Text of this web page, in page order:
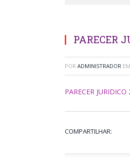
PARECER
POR ADMINISTRADOR EM
PARECER
COMPARTILHAR: